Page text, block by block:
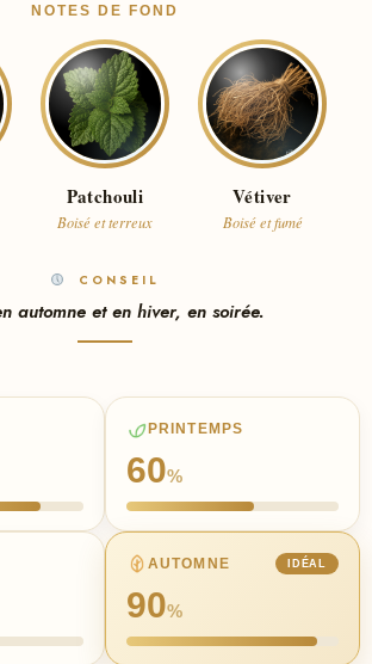
NOTES DE FOND
Patchouli
Boisé et terreux
Vétiver
Boisé et fumé
CONSEIL
automne et en hiver, en soirée.
PRINTEMPS
60%
AUTOMNE IDÉAL
90%